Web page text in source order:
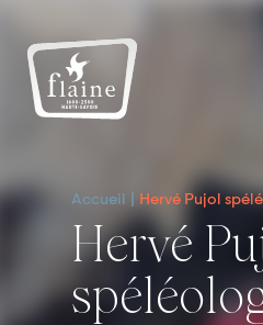
Accueil Hervé Pujol
Hervé Pujol